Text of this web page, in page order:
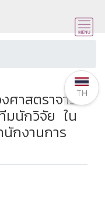
ศาสตราจารย์
มนักวิจัย ใน
นักงานการ
TH